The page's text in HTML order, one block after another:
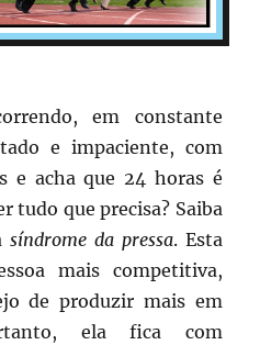
em constante
e impaciente, com
e acha que 24 horas é
tudo que precisa? Saiba
síndrome da pressa. Esta
mais competitiva,
de produzir mais em
ela fica com